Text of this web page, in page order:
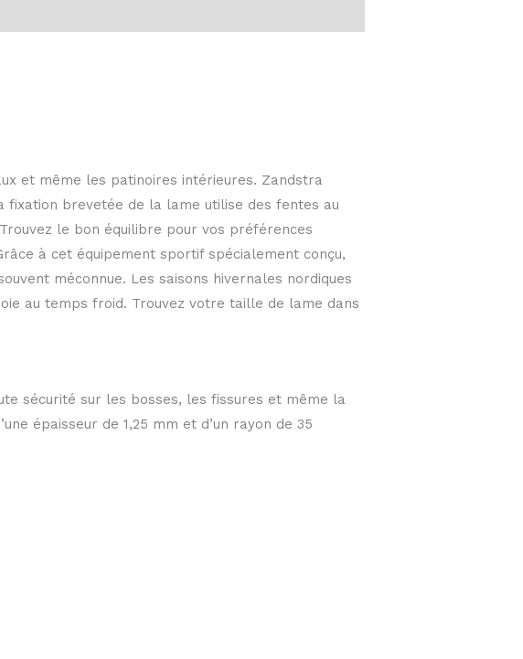
et même les patinoires intérieures. Zandstra
fixation brevetée de la lame utilise des fentes au
le bon équilibre pour vos préférences
à cet équipement sportif spécialement conçu,
méconnue. Les saisons hivernales nordiques
au temps froid. Trouvez votre taille de lame dans
sécurité sur les bosses, les fissures et même la
épaisseur de 1,25 mm et d’un rayon de 35